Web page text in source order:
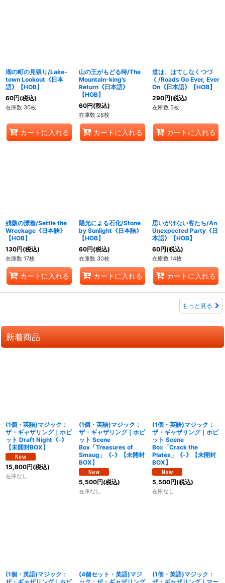
湖の町の見張り/Lake-
town Lookout《日本
語》【HOB】
60円(税込)
在庫数 30枚
カートに入れる
山の王がもどる時/The
Mountain-king's
Return《日本語》
【HOB】
60円(税込)
在庫数 28枚
カートに入れる
道は、はてしなくつづ
く/Roads Go Ever, Ever
On《日本語》【HOB】
290円(税込)
在庫数 5枚
カートに入れる
残骸の漂着/Settle the
Wreckage《日本語》
【HOB】
130円(税込)
在庫数 17枚
カートに入れる
陽光による石化/Stone
by Sunlight《日本語》
【HOB】
60円(税込)
在庫数 30枚
カートに入れる
思いがけない客たち/An
Unexpected Party《日
本語》【HOB】
60円(税込)
在庫数 14枚
カートに入れる
もっと見る
新着商品
(1個・英語)マジック：
ザ・ギャザリング｜ホビ
ット Draft Night《-》
【未開封BOX】
15,800円(税込)
在庫なし
(1個・英語)マジック：
ザ・ギャザリング｜ホビ
ット Scene
Box「Treasures of
Smaug」《-》【未開封
BOX】
5,500円(税込)
在庫なし
(1個・英語)マジック：
ザ・ギャザリング｜ホビ
ット Scene
Box「Crack the
Plates」《-》【未開封
BOX】
5,500円(税込)
在庫なし
(1個・英語)マジック：
(4個セット・英語)マジ
(1個・英語)マジック：